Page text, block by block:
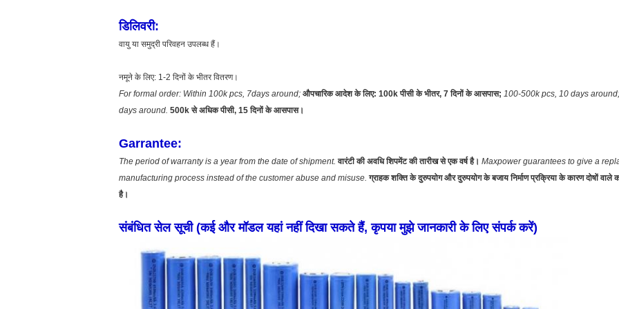
डिलिवरी:
वायु या समुद्री परिवहन उपलब्ध हैं।
नमूने के लिए: 1-2 दिनों के भीतर वितरण।
For formal order: Within 100k pcs, 7days around; औपचारिक आदेश के लिए: 100k पीसी के भीतर, 7 दिनों के आसपास; 100-500k pcs, 10 days around;
days around. 500k से अधिक पीसी, 15 दिनों के आसपास।
Garrantee:
The period of warranty is a year from the date of shipment. वारंटी की अवधि शिपमेंट की तारीख से एक वर्ष है। Maxpower guarantees to give a
manufacturing process instead of the customer abuse and misuse. ग्राहक शक्ति के दुरुपयोग और दुरुपयोग के बजाय निर्माण प्रक्रिया के कारण दोषों
है।
संबंधित सेल सूची (कई और मॉडल यहां नहीं दिखा सकते हैं, कृपया मुझे जानकारी के लिए संपर्क करें)